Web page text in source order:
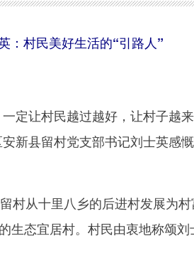
：村民美好生活的“引路人”
定让村民越过越好，让村子越
新县留村党支部书记刘士英感
从十里八乡的后进村发展为村
生态宜居村。村民由衷地称颂刘